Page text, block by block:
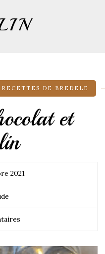
RECETTES DE BREDELE
et
2021